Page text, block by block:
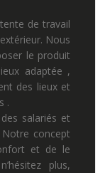
de travail
Nous
le produit
adaptée ,
des lieux et
.
salariés et
concept
et de le
plus,